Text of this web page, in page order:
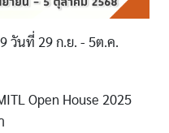
วันที่ 29 ก.ย. - 5ต.ค.
Open House 2025